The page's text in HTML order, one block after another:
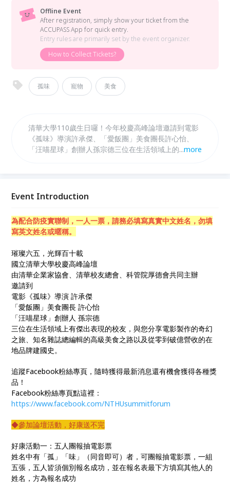
Offline Event
After registration, simply show your ticket from the
ACCUPASS App for quick entry.
Entry rules are primarily set by the event organizer.
How to Collect Tickets?
孤味 寵物 美食
清華大學110歲生日囉！今年校慶高峰論壇邀請到電影
《孤味》導演許承傑、「愛飯團」美食團長許心怡、
「汪喵星球」創辦人孫宗德三位在生活領域上的傑出校
...more
Event Introduction
為配合防疫實聯制，一人一票，請務必填寫真實中文姓名，勿填
寫英文姓名或暱稱。
璀璨六五，光輝百十載
國立清華大學校慶高峰論壇
由清華企業家協會、清華校友總會、科管院厚德會共同主辦
邀請到
電影《孤味》導演 許承傑
「愛飯團」美食團長 許心怡
「汪喵星球」創辦人 孫宗德
三位在生活領域上有傑出表現的校友，與您分享電影製作的奇幻
之旅、知名雜誌總編輯的高級美食之路以及從零到破億營收的在
地品牌建國史。
追蹤Facebook粉絲專頁，隨時獲得最新消息還有機會獲得各種獎
品！
Facebook粉絲專頁點這裡：
https://www.facebook.com/NTHUsummitforum
◆參加論壇活動，好康送不完
好康活動一：五人團報抽電影票
姓名中有「孤」「味」（同音即可）者，可團報抽電影票，一組
五張，五人皆須個別報名成功，並在報名表最下方填寫其他人的
姓名，方為報名成功